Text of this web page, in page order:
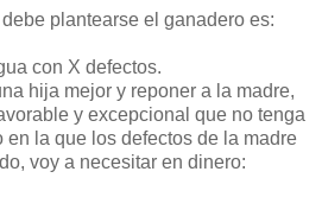
plantearse el ganadero es:
con X defectos.
hija mejor y reponer a la madre,
y excepcional que no tenga
en la que los defectos de la madre
voy a necesitar en dinero: